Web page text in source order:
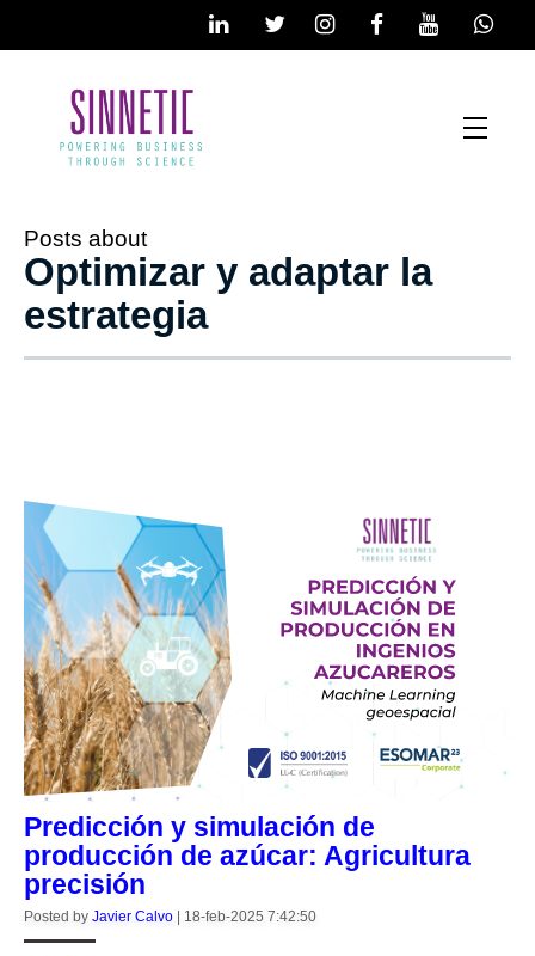
Posts about
Optimizar y adaptar la
estrategia
Predicción y simulación de
producción de azúcar: Agricultura
precisión
Posted by Javier Calvo | 18-feb-2025 7:42:50